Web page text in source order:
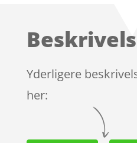
kundebedø
Yderligere
her: